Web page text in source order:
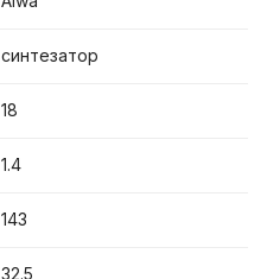
синтезатор
18
1.4
143
32.5